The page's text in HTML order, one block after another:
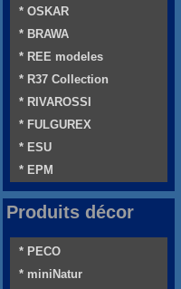
* OSKAR
* BRAWA
* REE modeles
* R37 Collection
* RIVAROSSI
* FULGUREX
* ESU
* EPM
Produits décor
* PECO
* miniNatur